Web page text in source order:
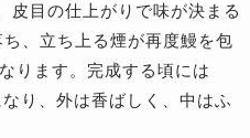
皮目の仕上がりで味が決まる
、立ち上る煙が再度鰻を包
ります。完成する頃には
り、外は香ばしく、中はふ